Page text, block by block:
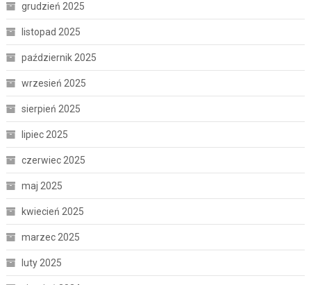
grudzień 2025
listopad 2025
październik 2025
wrzesień 2025
sierpień 2025
lipiec 2025
czerwiec 2025
maj 2025
kwiecień 2025
marzec 2025
luty 2025